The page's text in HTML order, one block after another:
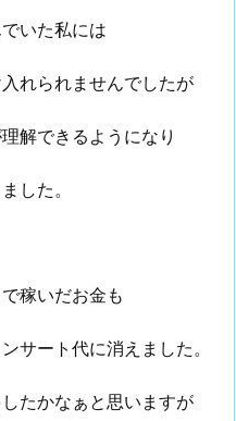
いた私には
れられませんでしたが
解できるようになり
した。
稼いだお金も
サート代に消えました。
たかなぁと思いますが